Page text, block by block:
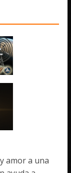
amor a una